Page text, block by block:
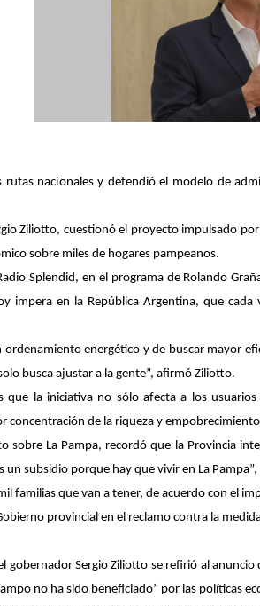
rutas nacionales y defendió el modelo de
Ziliotto, cuestionó el proyecto impulsado
sobre miles de hogares pampeanos.
Splendid, en el programa de Rolando
impera en la República Argentina, que
ordenamiento energético y de buscar mayor
busca ajustar a la gente”, afirmó Ziliotto.
que la iniciativa no sólo afecta a los
concentración de la riqueza y
sobre La Pampa, recordó que la Provincia
un subsidio porque hay que vivir en La
familias que van a tener, de acuerdo con el
provincial en el reclamo contra la
gobernador Sergio Ziliotto se refirió al
no ha sido beneficiado” por las políticas